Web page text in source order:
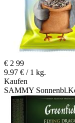
€ 2 99
9.97 € / 1 kg.
Kaufen
SAMMY